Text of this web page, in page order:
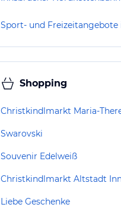
Sport- und Freizeitangebote
Shopping
Christkindlmarkt Maria-
Swarovski
Souvenir Edelweiß
Christkindlmarkt Altstadt
Liebe Geschenke